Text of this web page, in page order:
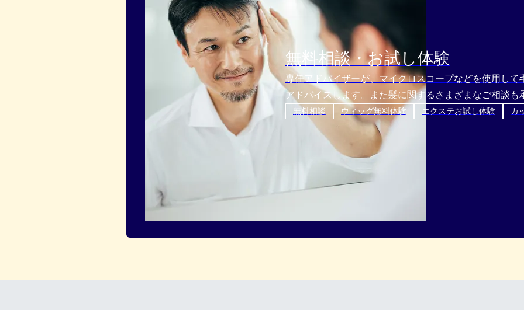
無料相談・お試し体験
専任アドバイザーが、マイクロスコープなどを使用して
アドバイスします。また髪に関するさまざまなご相談も
無料相談 ウィッグ無料体験 エクステお試し体験 カ